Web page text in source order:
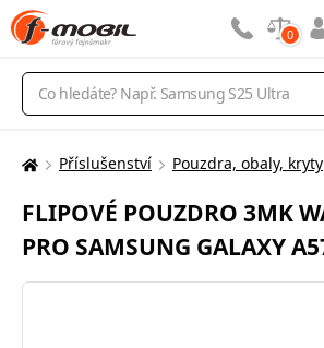
Vyhledávání
0
Zde
nacházíte:
Příslušenství Pouzdra, obaly, kryty
FLIPOVÉ POUZDRO 3MK
PRO SAMSUNG GALAXY